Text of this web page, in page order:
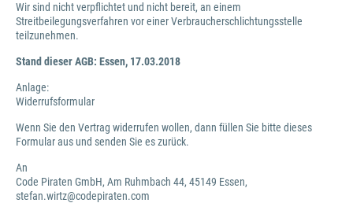
Wir sind nicht verpflichtet und nicht bereit, an einem
Streitbeilegungsverfahren vor einer Verbraucherschlichtungsstelle
teilzunehmen.
Stand dieser AGB: Essen, 17.03.2018
Anlage:
Widerrufsformular
Wenn Sie den Vertrag widerrufen wollen, dann füllen Sie bitte dieses
Formular aus und senden Sie es zurück.
An
Code Piraten GmbH, Am Ruhmbach 44, 45149 Essen,
stefan.wirtz@codepiraten.com